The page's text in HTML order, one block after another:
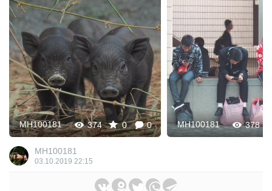
374 0 0
MH100181 378
MH100181
MH100181
03.10.2019 22:15